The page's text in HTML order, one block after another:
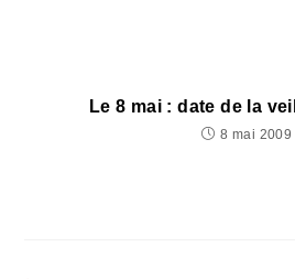
Le 8 mai : date de la
8 mai 2009